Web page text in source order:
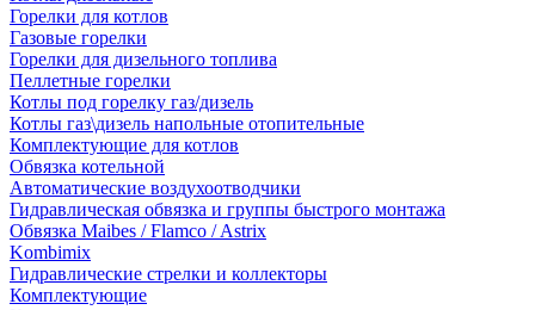
Горелки для котлов
Газовые горелки
Горелки для дизельного топлива
Пеллетные горелки
Котлы под горелку газ/дизель
Котлы газ\дизель напольные отопительные
Комплектующие для котлов
Обвязка котельной
Автоматические воздухоотводчики
Гидравлическая обвязка и группы быстрого монтажа
Обвязка Maibes / Flamco / Astrix
Kombimix
Гидравлические стрелки и коллекторы
Комплектующие